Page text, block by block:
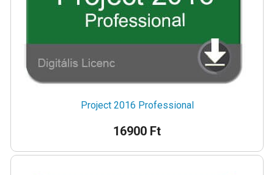
Project 2016 Professional
16900 Ft